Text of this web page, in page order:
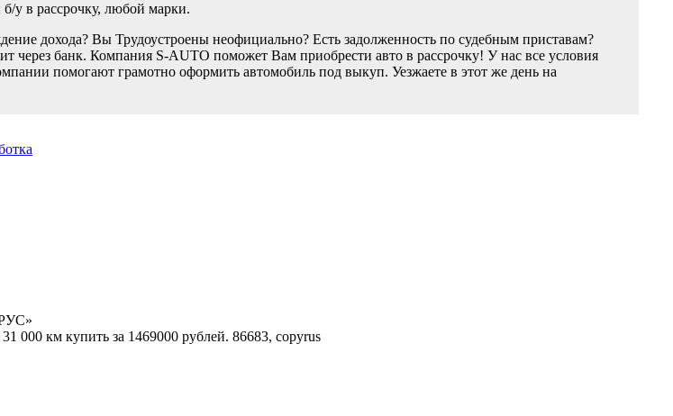
у в рассрочку, любой марки.
дохода? Вы Трудоустроены неофициально? Есть задолженность по судебным приставам?
через банк. Компания S-AUTO поможет Вам приобрести авто в рассрочку! У нас все условия
помогают грамотно оформить автомобиль под выкуп. Уезжаете в этот же день на